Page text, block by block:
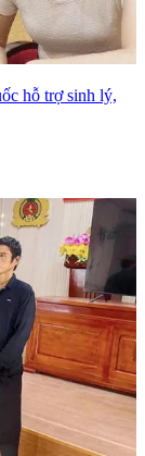
hỗ trợ sinh lý,